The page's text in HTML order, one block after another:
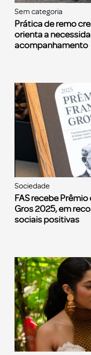
Sem categoria
Prática de remo
orienta a
acompanhamento
Sociedade
FAS recebe
Gros 2025, em
sociais positivas